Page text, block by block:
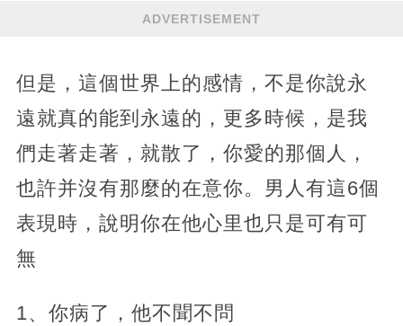
ADVERTISEMENT
但是，這個世界上的感情，不是你說永
遠就真的能到永遠的，更多時候，是我
們走著走著，就散了，你愛的那個人，
也許并沒有那麼的在意你。男人有這6個
表現時，說明你在他心里也只是可有可
無
1、你病了，他不聞不問